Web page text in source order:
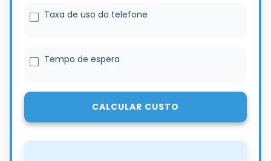
Taxa de uso do telefone
Tempo de espera
CALCULAR CUSTO